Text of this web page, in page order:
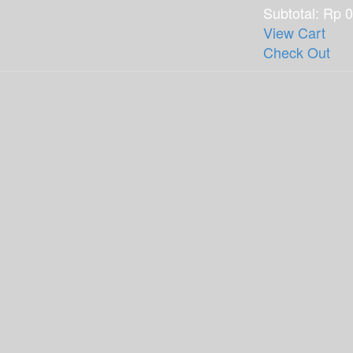
Subtotal: Rp 0
View Cart
Check Out